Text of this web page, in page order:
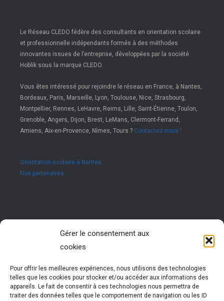
Gérer le consentement aux
cookies
Pour offrir les meilleures expériences, nous utilisons des technologies
telles que les cookies pour stocker et/ou accéder aux informations des
appareils. Le fait de consentir à ces technologies nous permettra de
traiter des données telles que le comportement de navigation ou les ID
Le Réseau CLEDO fédère des consultants en orientation scolaire
et professionnelle indépendants formés à des méthodes
innovantes issues de l’entreprise, développées par la société
Hoblik sous la marque CLEDO.
Vous êtes intéressé pour rejoindre le réseau en France, à Nantes,
Bordeaux, Paris, Marseille, Lyon, Toulouse, Nice, Strasbourg,
Montpellier, Rennes, LeHavre, Reims, Lille, Saint-Étienne, Toulon,
Grenoble, Angers, Dijon, Brest, LeMans, Clermont-Ferrand,
Amiens, Aix-en-Provence, Nîmes, Tours ? Contactez-nous !
Orientation scolaire à Nantes
Nos partenaires
Rejoignez nous !
Vous êtes passionné par les ressources humaines ?
dans leur réussite ?
Rejoignez notre réseau !
Nous vous formons pour vous permettre d’exercer cette
activité très enrichissante
Vous évoluez et participez à la vie d’un réseau